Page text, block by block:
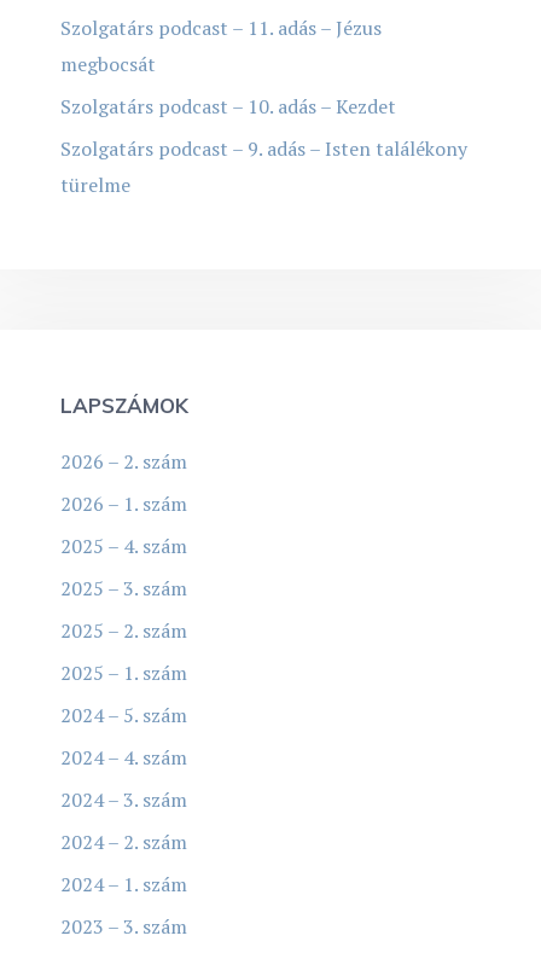
Szolgatárs podcast – 11. adás – Jézus
megbocsát
Szolgatárs podcast – 10. adás – Kezdet
Szolgatárs podcast – 9. adás – Isten találékony
türelme
LAPSZÁMOK
2026 – 2. szám
2026 – 1. szám
2025 – 4. szám
2025 – 3. szám
2025 – 2. szám
2025 – 1. szám
2024 – 5. szám
2024 – 4. szám
2024 – 3. szám
2024 – 2. szám
2024 – 1. szám
2023 – 3. szám